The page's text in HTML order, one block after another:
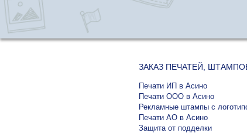
ЗАКАЗ ПЕЧАТЕЙ,
Печати ИП в Асино
Печати ООО в Асино
Рекламные штампы с
Печати АО в Асино
Защита от подделки